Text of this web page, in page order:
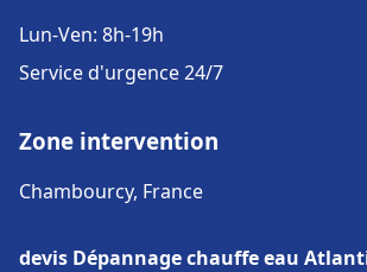
Lun-Ven: 8h-19h
Service d'urgence 24/7
Zone intervention
Chambourcy, France
devis Dépannage chauffe eau